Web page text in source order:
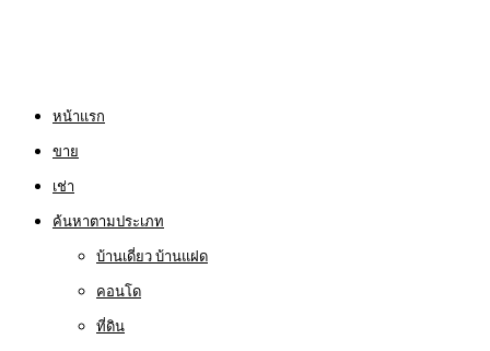
หน้าแรก
ขาย
เช่า
ค้นหาตามประเภท
บ้านเดี่ยว บ้านแฝด
คอนโด
ที่ดิน